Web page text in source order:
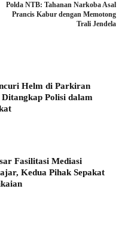
Polda NTB: Tahanan Narkoba Asal
Prancis Kabur dengan Memotong
Trali Jendela
Helm di Parkiran
Polisi dalam
Fasilitasi Mediasi
Kedua Pihak Sepakat